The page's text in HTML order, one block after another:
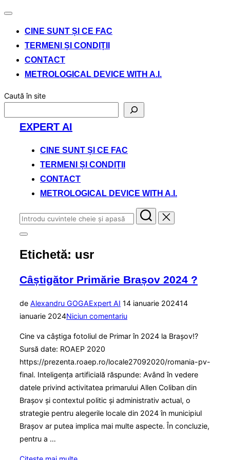
Comută
CINE SUNT ȘI CE FAC
TERMENI ȘI CONDIȚII
CONTACT
METROLOGICAL DEVICE WITH A.I.
Caută în site
EXPERT AI
CINE SUNT ȘI CE FAC
TERMENI ȘI CONDIȚII
CONTACT
METROLOGICAL DEVICE WITH A.I.
Caută
după:
Comută
bara
la
navigare
Etichetă: usr
Câștigător Primărie Brașov 2024 ?
de Alexandru GOGAExpert AI Publicat
pe
14 ianuarie 202414
ianuarie 2024Niciun comentariu
Cine va câștiga fotoliul de Primar în 2024 la Brașov!?
Sursă date: ROAEP 2020
https://prezenta.roaep.ro/locale27092020/romania-pv-
final. Inteligența artificială răspunde: Având în vedere
datele privind activitatea primarului Allen Coliban din
Brașov și contextul politic și administrativ actual, o
strategie pentru alegerile locale din 2024 în municipiul
Brașov ar putea implica mai multe aspecte. În concluzie,
pentru a …